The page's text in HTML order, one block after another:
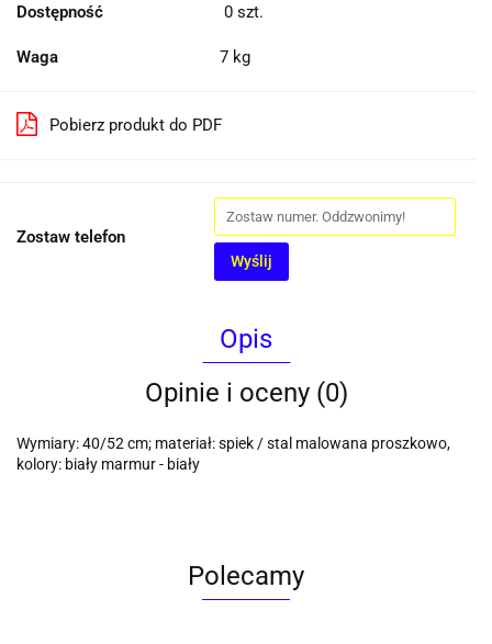
Dostępność 0 szt.
Waga 7 kg
Pobierz produkt do PDF
Zostaw telefon
Wyślij
Opis
Opinie i oceny (0)
Wymiary: 40/52 cm; materiał: spiek / stal malowana proszkowo,
kolory: biały marmur - biały
Polecamy